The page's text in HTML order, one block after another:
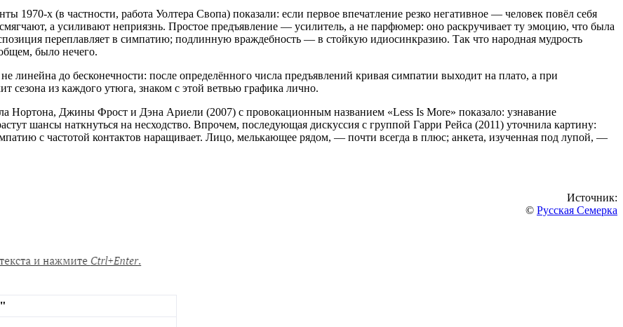
1970-х (в частности, работа Уолтера Свопа) показали: если первое впечатление резко негативное — человек повёл себя
а усиливают неприязнь. Простое предъявление — усилитель, а не парфюмер: оно раскручивает ту эмоцию, что была
переплавляет в симпатию; подлинную враждебность — в стойкую идиосинкразию. Так что народная мудрость
было нечего.
линейна до бесконечности: после определённого числа предъявлений кривая симпатии выходит на плато, а при
сезона из каждого утюга, знаком с этой ветвью графика лично.
Нортона, Джины Фрост и Дэна Ариели (2007) с провокационным названием «Less Is More» показало: узнавание
шансы наткнуться на несходство. Впрочем, последующая дискуссия с группой Гарри Рейса (2011) уточнила картину:
с частотой контактов наращивает. Лицо, мелькающее рядом, — почти всегда в плюс; анкета, изученная под лупой, —
Источник:
© Русская Семерка
"